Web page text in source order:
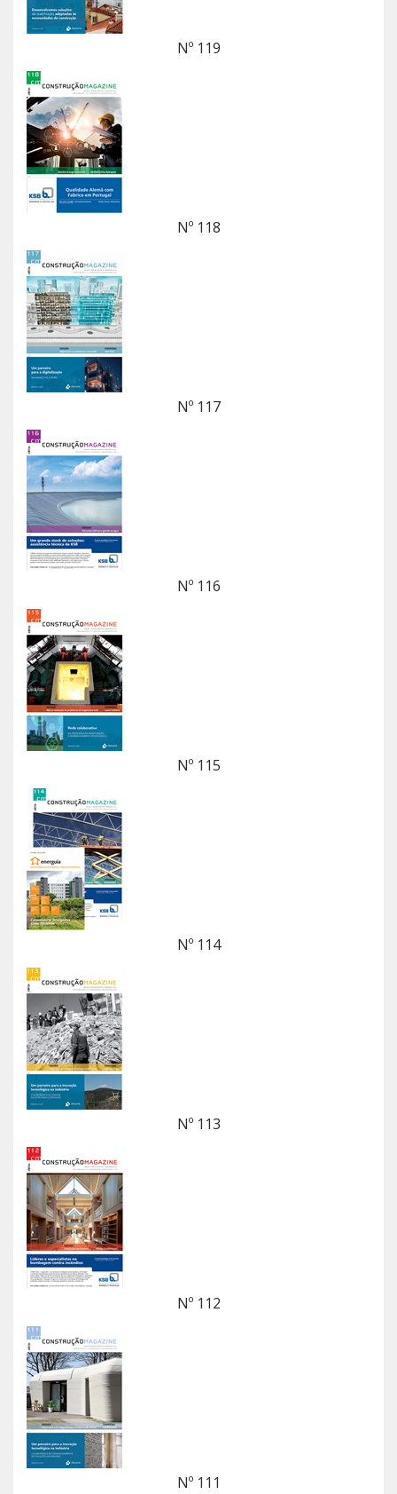
Nº 119
Nº 118
Nº 117
Nº 116
Nº 115
Nº 114
Nº 113
Nº 112
Nº 111